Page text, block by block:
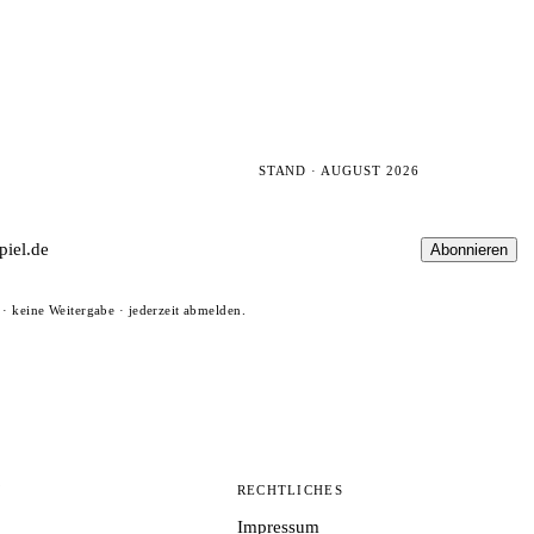
STAND · AUGUST 2026
Abonnieren
keine Weitergabe · jederzeit abmelden.
RECHTLICHES
Impressum